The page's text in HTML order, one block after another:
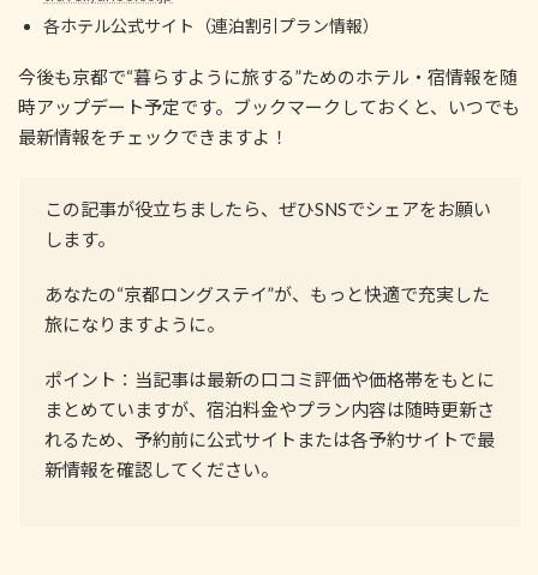
各ホテル公式サイト（連泊割引プラン情報）
今後も京都で“暮らすように旅する”ためのホテル・宿情報を随
時アップデート予定です。ブックマークしておくと、いつでも
最新情報をチェックできますよ！
この記事が役立ちましたら、ぜひSNSでシェアをお願い
します。
あなたの“京都ロングステイ”が、もっと快適で充実した
旅になりますように。
ポイント：当記事は最新の口コミ評価や価格帯をもとに
まとめていますが、宿泊料金やプラン内容は随時更新さ
れるため、予約前に公式サイトまたは各予約サイトで最
新情報を確認してください。